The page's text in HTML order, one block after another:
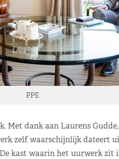
PPE
Met dank aan Laurens
zelf waarschijnlijk dateert
kast waarin het uurwerk zit